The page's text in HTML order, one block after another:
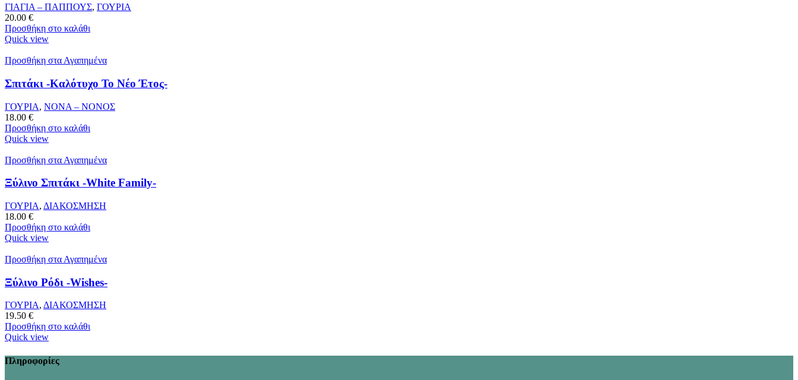
ΓΙΑΓΙΑ – ΠΑΠΠΟΥΣ, ΓΟΥΡΙΑ
20.00 €
Προσθήκη στο καλάθι
Quick view
Προσθήκη στα Αγαπημένα
Σπιτάκι -Καλότυχο Το Νέο Έτος-
ΓΟΥΡΙΑ, ΝΟΝΑ – ΝΟΝΟΣ
18.00 €
Προσθήκη στο καλάθι
Quick view
Προσθήκη στα Αγαπημένα
Ξύλινο Σπιτάκι -White Family-
ΓΟΥΡΙΑ, ΔΙΑΚΟΣΜΗΣΗ
18.00 €
Προσθήκη στο καλάθι
Quick view
Προσθήκη στα Αγαπημένα
Ξύλινο Ρόδι -Wishes-
ΓΟΥΡΙΑ, ΔΙΑΚΟΣΜΗΣΗ
19.50 €
Προσθήκη στο καλάθι
Quick view
Πληροφορίες